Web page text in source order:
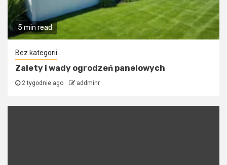
5 min read
Bez kategorii
Zalety i wady ogrodzeń panelowych
2 tygodnie ago addminr